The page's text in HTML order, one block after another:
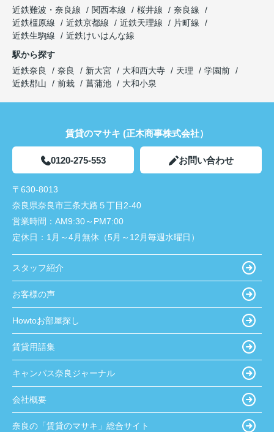
近鉄難波・奈良線
関西本線 桜井線
奈良線
近鉄橿原線
近鉄京都線 近鉄天理線
片町線
近鉄生駒線
近鉄けいはんな線
駅から探す
近鉄奈良
奈良 新大宮 大和西大寺 天理
学園前
近鉄郡山
前栽 菖蒲池 大和小泉
賃貸のマサキ (正木商事株式会社）
0120-275-553 お問い合わせ
〒630-8013
奈良県奈良市三条大路５丁目2-40
営業時間： AM9:30～PM7:00
定休日： 1月～4月無休（5月～12月毎週水曜日）
スタッフ紹介
お客様の声
Howtoお部屋探し
賃貸用語集
キャンパス奈良ジャーナル
会社概要
奈良の「賃貸のマサキ」総合サイト